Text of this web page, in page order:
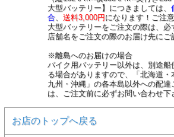
大型バッテリー】につきましては、
合
送料3,000円 になります！ご注
大型バッテリーをご注文の際は、必
店舗名をご注文の際のお届け先にご
※離島へのお届けの場合
バイク用バッテリー以外は、別途船
る場合がありますので、「北海道・
九州・沖縄」の各本島以外への配達
は、ご注文前に必ずお問い合わせ下
お店のトップへ戻る